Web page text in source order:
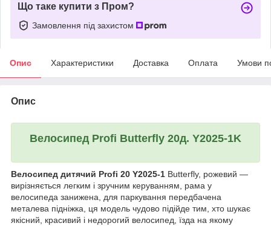
Що таке купити з Пром?
Замовлення під захистом
Опис Характеристики Доставка Оплата Умови
Опис
Велосипед Profi Butterfly 20д. Y2025-1K
Велосипед дитячий Profi 20 Y2025-1 Butterfly, рожевий —
вирізняється легким і зручним керуванням, рама у
велосипеда занижена, для паркування передбачена
металева підніжка, ця модель чудово підійде тим, хто шукає
якісний, красивий і недорогий велосипед, їзда на якому